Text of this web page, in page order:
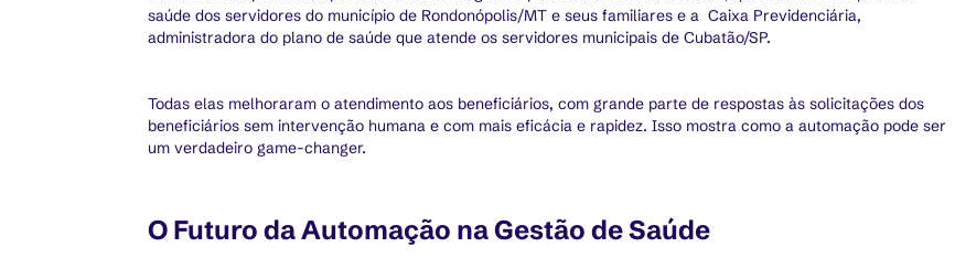
saúde dos servidores do município de Rondonópolis/MT e seus familiares e a Caixa Previdenciária,
administradora do plano de saúde que atende os servidores municipais de Cubatão/SP.
Todas elas melhoraram o atendimento aos beneficiários, com grande parte de respostas às solicitações dos
beneficiários sem intervenção humana e com mais eficácia e rapidez. Isso mostra como a automação pode ser
um verdadeiro game-changer.
O Futuro da Automação na Gestão de Saúde